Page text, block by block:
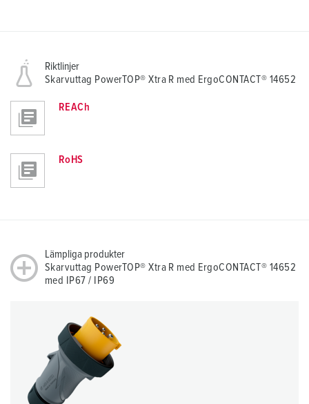
Riktlinjer
Skarvuttag PowerTOP® Xtra R med ErgoCONTACT® 14652
REACh
RoHS
Lämpliga produkter
Skarvuttag PowerTOP® Xtra R med ErgoCONTACT® 14652
med IP67 / IP69